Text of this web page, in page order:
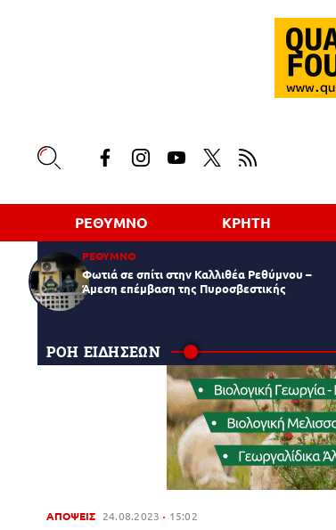
ΡΕΘΥΜΝΟ ΚΡΗΤΗ
ΡΕΘΥΜΝΟ
Φωτιά σε σπίτι στην Καλλιθέα Ρεθύμνου –
Άμεση επέμβαση της Πυροσβεστικής
ΡΟΗ ΕΙΔΗΣΕΩΝ
ΑΠΟΨΕΙΣ 24.08.2023 15:02